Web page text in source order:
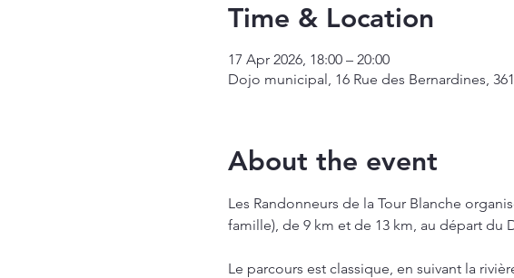
Time & Location
17 Apr 2026, 18:00 – 20:00
Dojo municipal, 16 Rue des Bernardines,
About the event
Les Randonneurs de la Tour Blanche
famille), de 9 km et de 13 km, au départ du
Le parcours est classique, en suivant la